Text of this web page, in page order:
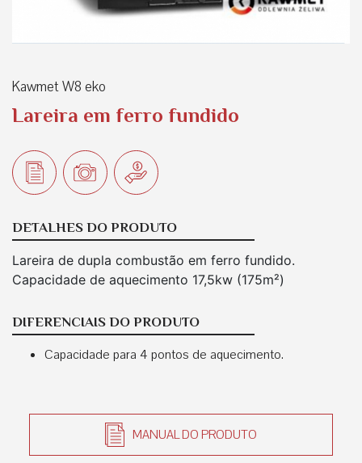
Kawmet W8 eko
Lareira em ferro fundido
DETALHES DO PRODUTO
Lareira de dupla combustão em ferro fundido.
Capacidade de aquecimento 17,5kw (175m²)
DIFERENCIAIS DO PRODUTO
Capacidade para 4 pontos de aquecimento.
MANUAL DO PRODUTO